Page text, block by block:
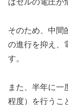
はセルの電圧が
そのため、中間
の進行を抑え、
す。
また、半年に一
程度）を行うこ